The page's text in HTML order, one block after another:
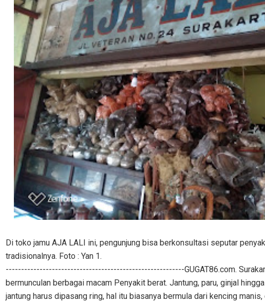
Di toko jamu AJA LALI ini, pengunjung bisa berkonsultasi seputar
tradisionalnya. Foto : Yan 1.
----------------------------------------------------------GUGAT86.com.
bermunculan berbagai macam Penyakit berat. Jantung, paru, ginjal
jantung harus dipasang ring, hal itu biasanya bermula dari kencing